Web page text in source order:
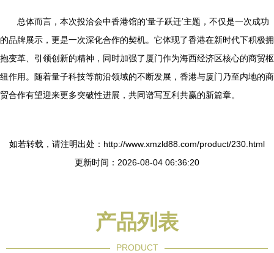
总体而言，本次投洽会中香港馆的‘量子跃迁’主题，不仅是一次成功
的品牌展示，更是一次深化合作的契机。它体现了香港在新时代下积极拥
抱变革、引领创新的精神，同时加强了厦门作为海西经济区核心的商贸枢
纽作用。随着量子科技等前沿领域的不断发展，香港与厦门乃至内地的商
贸合作有望迎来更多突破性进展，共同谱写互利共赢的新篇章。
如若转载，请注明出处：http://www.xmzld88.com/product/230.html
更新时间：2026-08-04 06:36:20
产品列表
PRODUCT